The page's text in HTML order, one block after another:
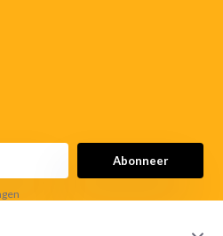
Abonneer